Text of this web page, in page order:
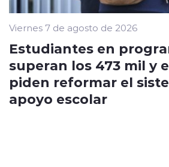
Viernes 7 de agosto de 2026
Estudiantes en
superan los 473 mil y
piden reformar el
apoyo escolar